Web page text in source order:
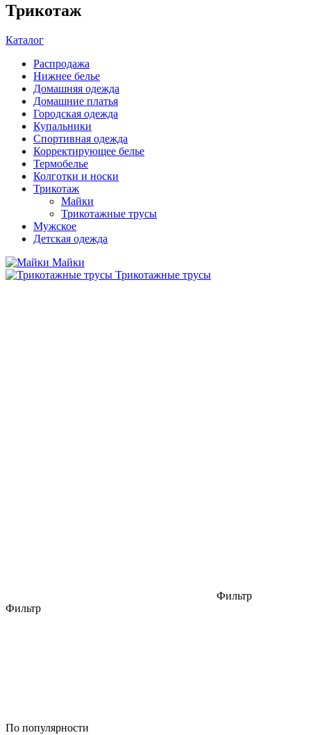
Трикотаж
Каталог
Распродажа
Нижнее белье
Домашняя одежда
Домашние платья
Городская одежда
Купальники
Спортивная одежда
Корректирующее белье
Термобелье
Колготки и носки
Трикотаж
Майки
Трикотажные трусы
Мужское
Детская одежда
Майки
Трикотажные трусы
Фильтр
Фильтр
По популярности